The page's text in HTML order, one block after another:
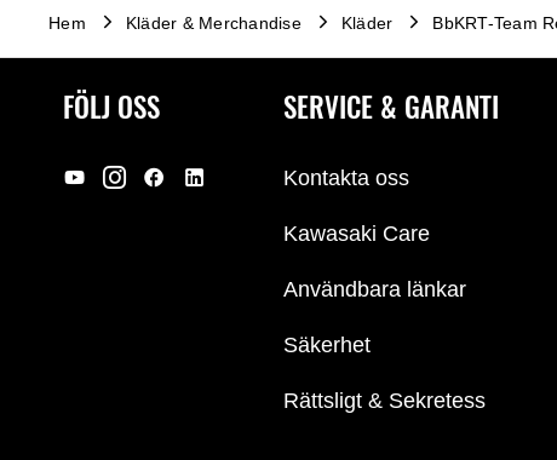
Hem Kläder & Merchandise Kläder BbKRT-Team
FÖLJ OSS SERVICE & GARANTI
Kontakta oss
Kawasaki Care
Användbara länkar
Säkerhet
Rättsligt & Sekretess